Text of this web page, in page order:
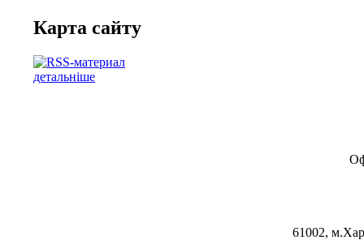
Карта сайту
детальніше
61002,